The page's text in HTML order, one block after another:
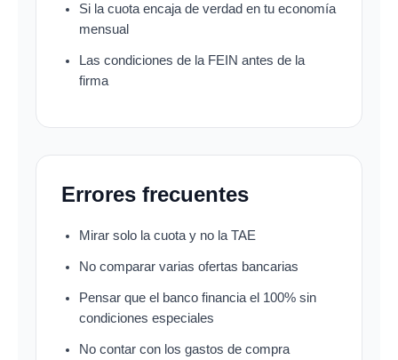
Si la cuota encaja de verdad en tu economía
mensual
Las condiciones de la FEIN antes de la
firma
Errores frecuentes
Mirar solo la cuota y no la TAE
No comparar varias ofertas bancarias
Pensar que el banco financia el 100% sin
condiciones especiales
No contar con los gastos de compra